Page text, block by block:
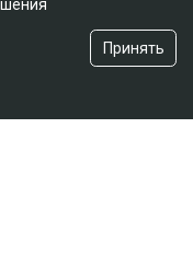
Принять